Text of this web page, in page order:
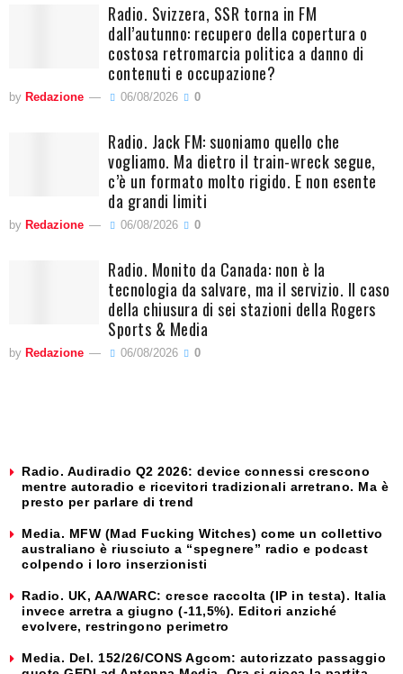
Radio. Svizzera, SSR torna in FM
dall’autunno: recupero della copertura o
costosa retromarcia politica a danno di
contenuti e occupazione?
by Redazione 06/08/2026 0
Radio. Jack FM: suoniamo quello che
vogliamo. Ma dietro il train-wreck segue,
c’è un formato molto rigido. E non esente
da grandi limiti
by Redazione 06/08/2026 0
Radio. Monito da Canada: non è la
tecnologia da salvare, ma il servizio. Il caso
della chiusura di sei stazioni della Rogers
Sports & Media
by Redazione 06/08/2026 0
Radio. Audiradio Q2 2026: device connessi crescono
mentre autoradio e ricevitori tradizionali arretrano. Ma è
presto per parlare di trend
Media. MFW (Mad Fucking Witches) come un collettivo
australiano è riusciuto a “spegnere” radio e podcast
colpendo i loro inserzionisti
Radio. UK, AA/WARC: cresce raccolta (IP in testa). Italia
invece arretra a giugno (-11,5%). Editori anziché
evolvere, restringono perimetro
Media. Del. 152/26/CONS Agcom: autorizzato passaggio